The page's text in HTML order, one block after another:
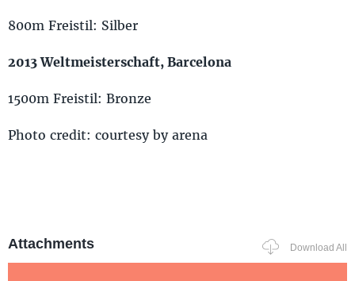
800m Freistil: Silber
2013 Weltmeisterschaft, Barcelona
1500m Freistil: Bronze
Photo credit: courtesy by arena
Attachments Download All